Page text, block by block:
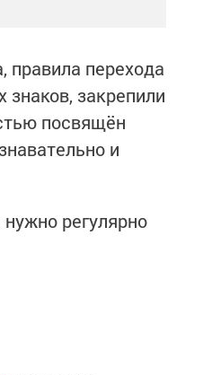
правила перехода
закрепили
посвящён
и
регулярно